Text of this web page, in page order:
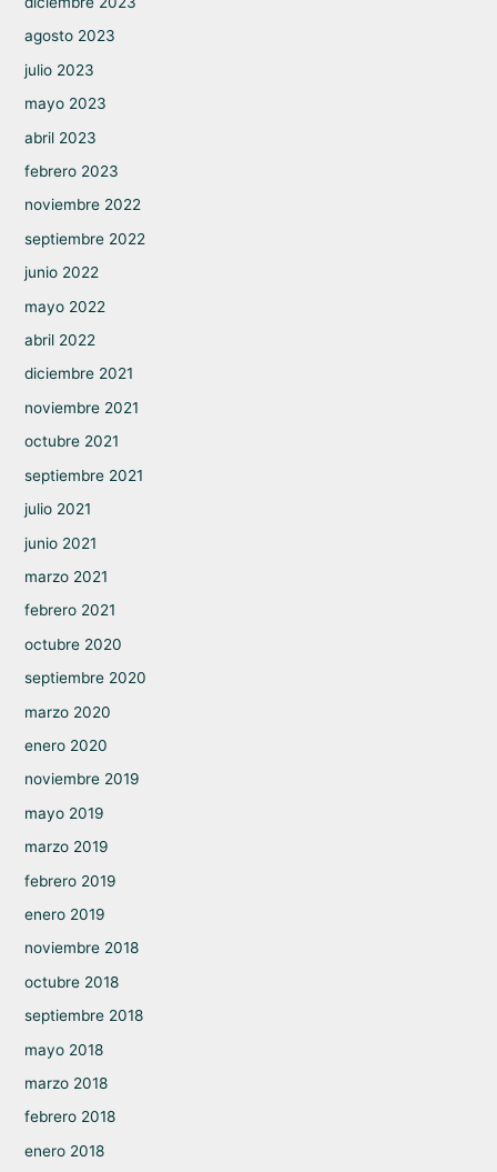
agosto 2023
julio 2023
mayo 2023
abril 2023
febrero 2023
noviembre 2022
septiembre 2022
junio 2022
mayo 2022
abril 2022
diciembre 2021
noviembre 2021
octubre 2021
septiembre 2021
julio 2021
junio 2021
marzo 2021
febrero 2021
octubre 2020
septiembre 2020
marzo 2020
enero 2020
noviembre 2019
mayo 2019
marzo 2019
febrero 2019
enero 2019
noviembre 2018
octubre 2018
septiembre 2018
mayo 2018
marzo 2018
febrero 2018
enero 2018